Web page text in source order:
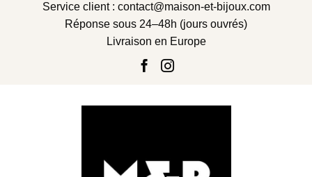
Service client : contact@maison-et-bijoux.com
Réponse sous 24–48h (jours ouvrés)
Livraison en Europe